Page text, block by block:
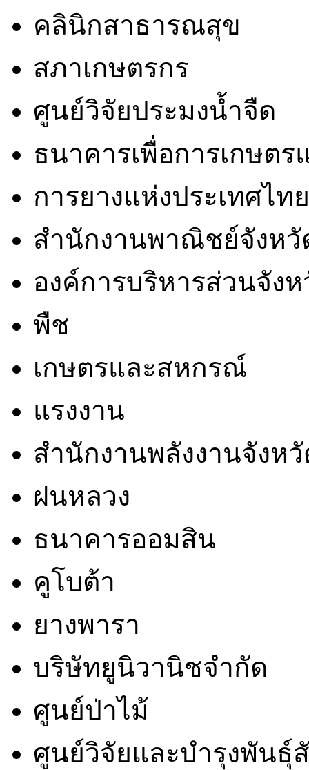
คลินิกสาธารณสุข
สภาเกษตรกร
ศูนย์วิจัยประมงน้ำจืด
ธนาคารเพื่อการเกษต
การยางแห่งประเทศไทย
สำนักงานพาณิชย์จังหวั
องค์การบริหารส่วนจัง
พืช
เกษตรและสหกรณ์
แรงงาน
สำนักงานพลังงานจังห
ฝนหลวง
ธนาคารออมสิน
คูโบต้า
ยางพารา
บริษัทยูนิวานิชจำกัด
ศูนย์ป่าไม้
ศูนย์วิจัยและบำรุงพันธุ์